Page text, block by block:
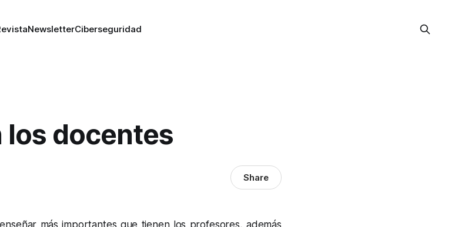
NewsletterCiberseguridad
los docentes
Share
más importantes que tienen los profesores, además